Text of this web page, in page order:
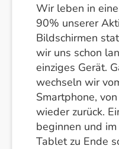
Wir leben in
90% unserer
Bildschirmen
wir uns schon
einziges Gerät.
wechseln wir
Smartphone,
wieder zurück.
beginnen und
Tablet zu Ende